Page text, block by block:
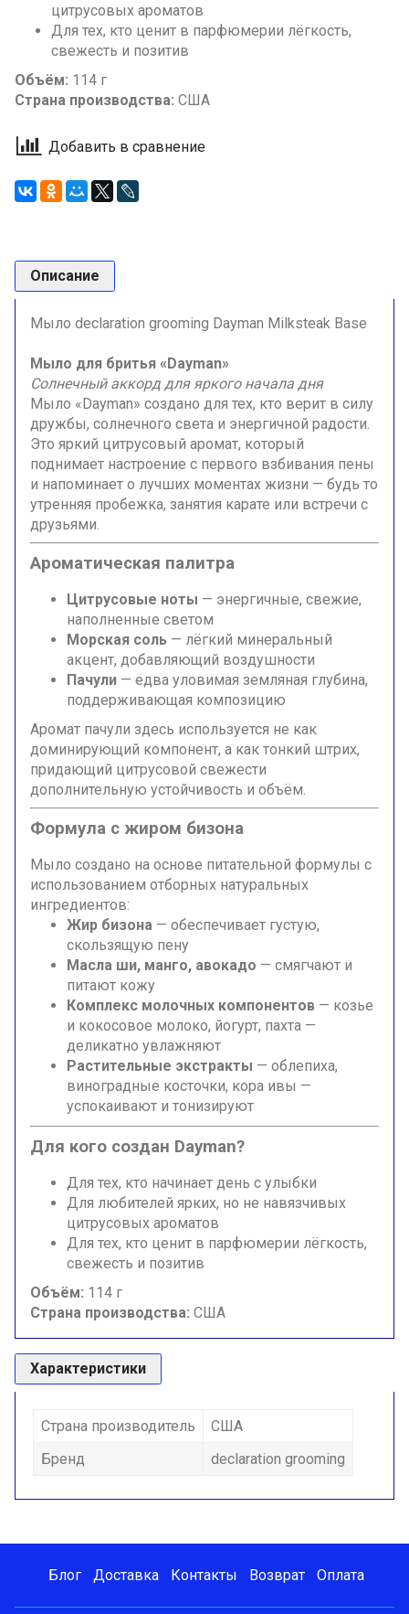
цитрусовых ароматов
Для тех, кто ценит в парфюмерии лёгкость,
свежесть и позитив
Объём: 114 г
Страна производства: США
Добавить в сравнение
Описание
Мыло declaration grooming Dayman Milksteak Base
Мыло для бритья «Dayman»
Солнечный аккорд для яркого начала дня
Мыло «Dayman» создано для тех, кто верит в силу
дружбы, солнечного света и энергичной радости.
Это яркий цитрусовый аромат, который
поднимает настроение с первого взбивания пены
и напоминает о лучших моментах жизни — будь то
утренняя пробежка, занятия карате или встречи с
друзьями.
Ароматическая палитра
Цитрусовые ноты — энергичные, свежие,
наполненные светом
Морская соль — лёгкий минеральный
акцент, добавляющий воздушности
Пачули — едва уловимая земляная глубина,
поддерживающая композицию
Аромат пачули здесь используется не как
доминирующий компонент, а как тонкий штрих,
придающий цитрусовой свежести
дополнительную устойчивость и объём.
Формула с жиром бизона
Мыло создано на основе питательной формулы с
использованием отборных натуральных
ингредиентов:
Жир бизона — обеспечивает густую,
скользящую пену
Масла ши, манго, авокадо — смягчают и
питают кожу
Комплекс молочных компонентов — козье
и кокосовое молоко, йогурт, пахта —
деликатно увлажняют
Растительные экстракты — облепиха,
виноградные косточки, кора ивы —
успокаивают и тонизируют
Для кого создан Dayman?
Для тех, кто начинает день с улыбки
Для любителей ярких, но не навязчивых
цитрусовых ароматов
Для тех, кто ценит в парфюмерии лёгкость,
свежесть и позитив
Объём: 114 г
Страна производства: США
Характеристики
Страна производитель
США
Бренд
declaration grooming
Блог Доставка Контакты Возврат Оплата